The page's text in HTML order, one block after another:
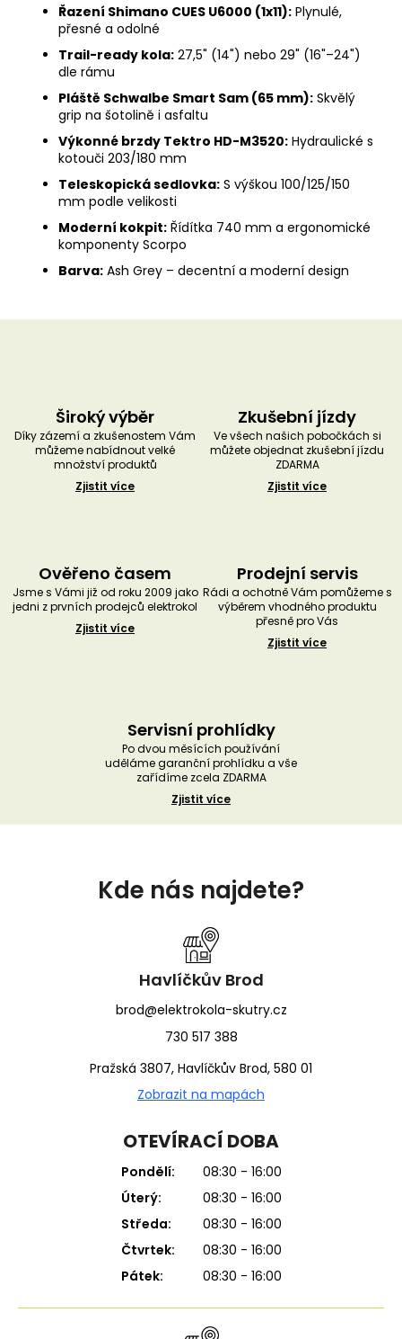
Řazení Shimano CUES U6000 (1x11): Plynulé,
přesné a odolné
Trail-ready kola: 27,5" (14") nebo 29" (16"–24")
dle rámu
Pláště Schwalbe Smart Sam (65 mm): Skvělý
grip na šotolině i asfaltu
Výkonné brzdy Tektro HD-M3520: Hydraulické s
kotouči 203/180 mm
Teleskopická sedlovka: S výškou 100/125/150
mm podle velikosti
Moderní kokpit: Řídítka 740 mm a ergonomické
komponenty Scorpo
Barva: Ash Grey – decentní a moderní design
Široký výběr
Díky zázemí a zkušenostem Vám
můžeme nabídnout velké
množství produktů
Zjistit více
Zkušební jízdy
Ve všech našich pobočkách si
můžete objednat zkušební jízdu
ZDARMA
Zjistit více
Ověřeno časem
Jsme s Vámi již od roku 2009 jako
jedni z prvních prodejců elektrokol
Zjistit více
Prodejní servis
Rádi a ochotně Vám pomůžeme s
výběrem vhodného produktu
přesně pro Vás
Zjistit více
Servisní prohlídky
Po dvou měsících používání
uděláme garanční prohlídku a vše
zařídíme zcela ZDARMA
Zjistit více
Kde nás najdete?
Havlíčkův Brod
brod@elektrokola-skutry.cz
730 517 388
Pražská 3807, Havlíčkův Brod, 580 01
Zobrazit na mapách
OTEVÍRACÍ DOBA
Pondělí:
08:30 - 16:00
Úterý:
08:30 - 16:00
Středa:
08:30 - 16:00
Čtvrtek:
08:30 - 16:00
Pátek:
08:30 - 16:00